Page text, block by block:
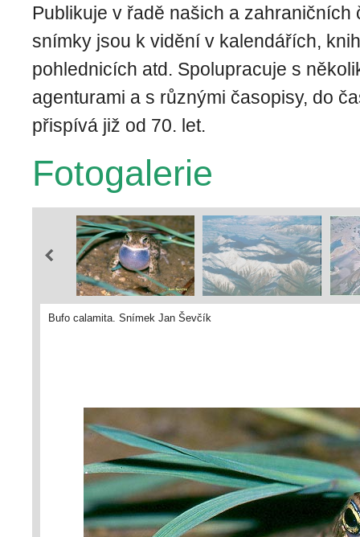
Publikuje v řadě našich a zahraničních
snímky jsou k vidění v kalendářích,
pohlednicích atd. Spolupracuje s
agenturami a s různými časopisy, do
přispívá již od 70. let.
Fotogalerie
Bufo calamita. Snímek Jan Ševčík